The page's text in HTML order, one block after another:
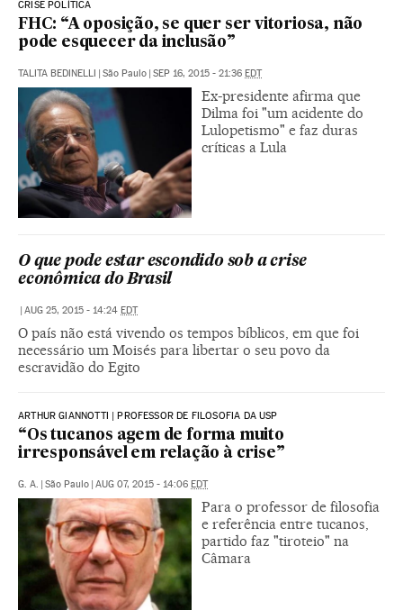
CRISE POLÍTICA
FHC: “A oposição, se quer ser vitoriosa, não
pode esquecer da inclusão”
TALITA BEDINELLI | São Paulo | SEP 16, 2015 - 21:36 EDT
Ex-presidente afirma que
Dilma foi "um acidente do
Lulopetismo" e faz duras
críticas a Lula
O que pode estar escondido sob a crise
econômica do Brasil
| AUG 25, 2015 - 14:24 EDT
O país não está vivendo os tempos bíblicos, em que foi
necessário um Moisés para libertar o seu povo da
escravidão do Egito
ARTHUR GIANNOTTI | PROFESSOR DE FILOSOFIA DA USP
“Os tucanos agem de forma muito
irresponsável em relação à crise”
G. A. | São Paulo | AUG 07, 2015 - 14:06 EDT
Para o professor de filosofia
e referência entre tucanos,
partido faz "tiroteio" na
Câmara